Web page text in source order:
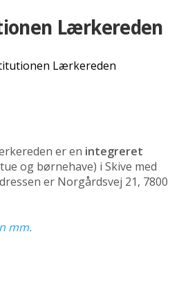
Lærkereden
er en integreret
og børnehave) i Skive med
er Norgårdsvej 21, 7800
mm.